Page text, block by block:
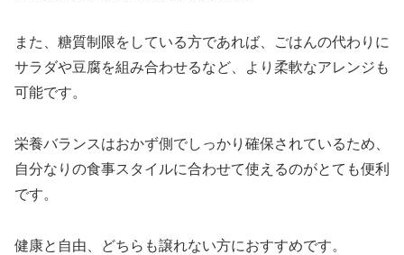
また、糖質制限をしている方であれば、ごはんの代わりに
サラダや豆腐を組み合わせるなど、より柔軟なアレンジも
可能です。
栄養バランスはおかず側でしっかり確保されているため、
自分なりの食事スタイルに合わせて使えるのがとても便利
です。
健康と自由、どちらも譲れない方におすすめです。